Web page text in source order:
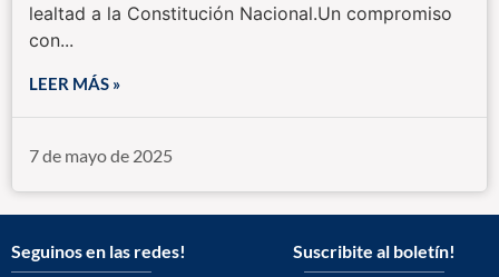
lealtad a la Constitución Nacional.Un compromiso
con...
LEER MÁS »
7 de mayo de 2025
Suscribite al boletín!
Seguinos en las redes!